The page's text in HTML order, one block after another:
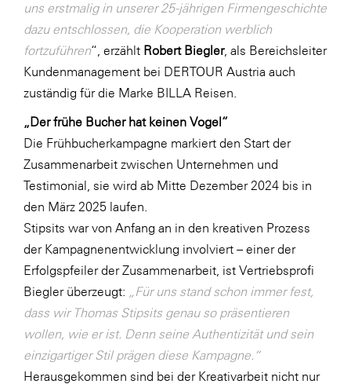
SKINUANCE®
Somfy
Sony DADC
SPIEGLTEC
STIHL Tirol
Trend Micro
TAG GmbH
VALETTA
Verband Druck Medien Österreich
Wirtschaftskammer Salzburg
WKS Fachgruppe Fahrzeughandel und
Fahrzeugtechnik
WKS Fachgruppe Finanzdienstleister
WK UBIT
uns erstmalig in unserer 25-jährigen Firmengeschichte
dazu entschlossen, die Kooperation werblich
fortzuführen“, erzählt Robert Biegler, als Bereichsleiter
Kundenmanagement bei DERTOUR Austria auch
zuständig für die Marke BILLA Reisen.
„Der frühe Bucher hat keinen Vogel“
Die Frühbucherkampagne markiert den Start der
Zusammenarbeit zwischen Unternehmen und
Testimonial, sie wird ab Mitte Dezember 2024 bis in
den März 2025 laufen.
Stipsits war von Anfang an in den kreativen Prozess
der Kampagnenentwicklung involviert – einer der
Erfolgspfeiler der Zusammenarbeit, ist Vertriebsprofi
Biegler überzeugt: „Für uns stand schon immer fest,
dass wir Thomas Stipsits genau so präsentieren
wollen, wie er ist. Denn seine Authentizität und sein
einzigartiger Stil prägen diese Kampagne.“
Herausgekommen sind bei der Kreativarbeit nicht nur